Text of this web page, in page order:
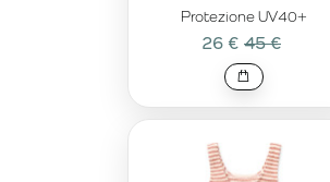
Protezione UV40+
26 € 45 €